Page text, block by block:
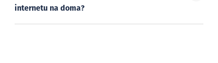
internetu na doma?